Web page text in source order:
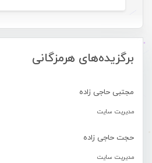
برگزیده‌های هرمزگانی
مجتبی حاجی زاده
مدیریت سایت
حجت حاجی زاده
مدیریت سایت